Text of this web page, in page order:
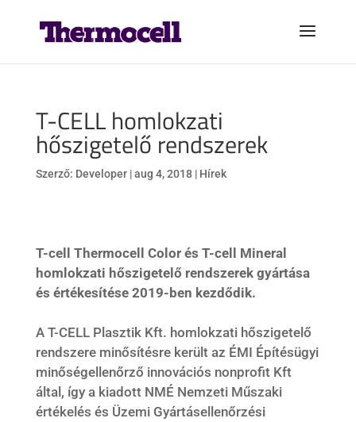
T-CELL homlokzati
hőszigetelő rendszerek
Szerző: Developer|aug 4, 2018| Hírek
T-cell Thermocell Color és T-cell Mineral
homlokzati hőszigetelő rendszerek gyártása
és értékesítése 2019-ben kezdődik.
A T-CELL Plasztik Kft. homlokzati hőszigetelő
rendszere minősítésre került az ÉMI Építésügyi
minőségellenőrző innovációs nonprofit Kft
által, így a kiadott NMÉ Nemzeti Műszaki
értékelés és Üzemi Gyártásellenőrzési